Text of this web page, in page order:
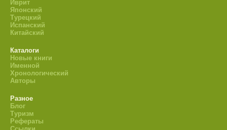
Иврит
Японский
Турецкий
Испанский
Китайский
Каталоги
Новые книги
Именной
Хронологический
Авторы
Разное
Блог
Туризм
Рефераты